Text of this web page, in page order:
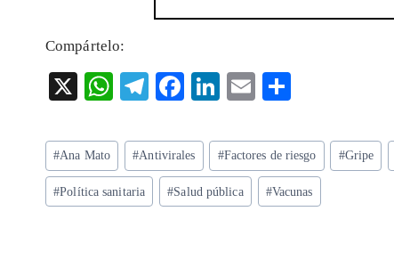
Compártelo:
X
W
ts
A
p
T
eg
ra
m
F
eb
o
o
Li
ke
dI
n
E
ai
l
re
Etiquetas
de
la
#Ana Mato #Antivirales #Factores de riesgo #Gripe
#Política sanitaria #Salud pública #Vacunas